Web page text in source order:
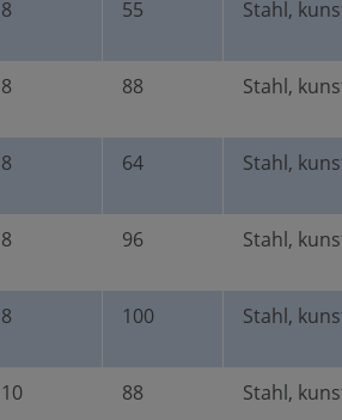
8 55 Stahl,
8 88 Stahl,
8 64 Stahl,
8 96 Stahl,
8 100 Stahl,
10 88 Stahl,